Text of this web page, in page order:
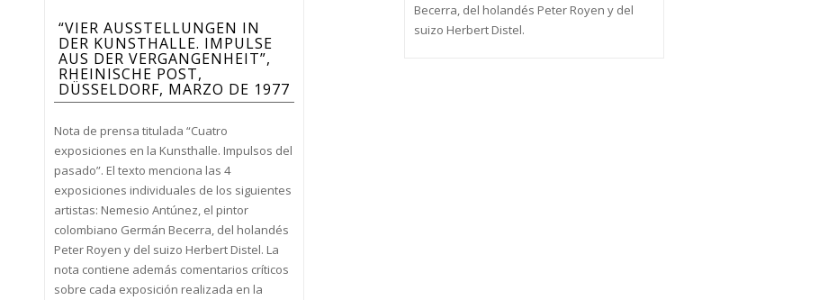
“VIER AUSSTELLUNGEN IN
DER KUNSTHALLE. IMPULSE
AUS DER VERGANGENHEIT”,
RHEINISCHE POST,
DÜSSELDORF, MARZO DE 1977
Nota de prensa titulada “Cuatro
exposiciones en la Kunsthalle. Impulsos del
pasado”. El texto menciona las 4
exposiciones individuales de los siguientes
artistas: Nemesio Antúnez, el pintor
colombiano Germán Becerra, del holandés
Peter Royen y del suizo Herbert Distel. La
nota contiene además comentarios críticos
sobre cada exposición realizada en la
Becerra, del holandés Peter Royen y del
suizo Herbert Distel.